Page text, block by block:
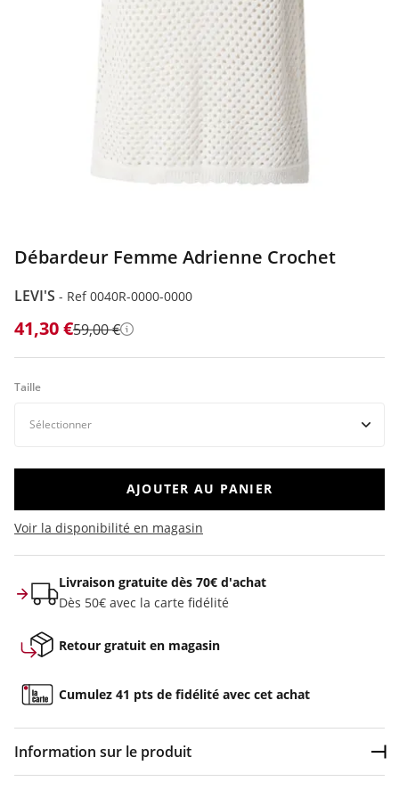
Débardeur Femme Adrienne Crochet
LEVI'S - Ref 0040R-0000-0000
41,30 €59,00 € Détails
Taille
AJOUTER AU PANIER
Voir la disponibilité en magasin
Livraison gratuite dès 70€ d'achat
Dès 50€ avec la carte fidélité
Retour gratuit en magasin
Cumulez 41 pts de fidélité avec cet achat
Information sur le produit